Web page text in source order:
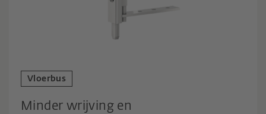
Vloerbus
Minder wrijving en